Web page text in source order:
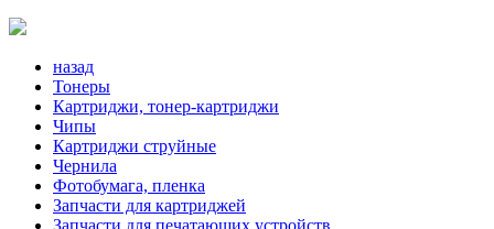
назад
Тонеры
Картриджи, тонер-картриджи
Чипы
Картриджи струйные
Чернила
Фотобумага, пленка
Запчасти для картриджей
Запчасти для печатающих устройств